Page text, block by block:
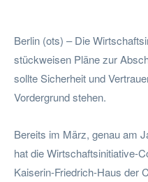
Berlin (ots) – Die
stückweisen Pläne zur
sollte Sicherheit und
Vordergrund stehen.
Bereits im März, genau am
hat die Wirtschaftsinitiative-
Kaiserin-Friedrich-Haus der